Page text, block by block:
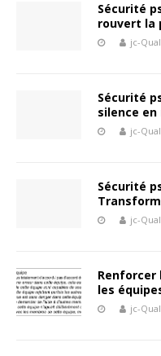
Sécurité
rouvert la
jc-
Sécurité
silence en
jc-
Sécurité
jc-
Renforcer
les
jc-